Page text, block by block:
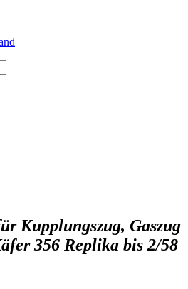
Kupplungszug, Gaszug
356 Replika bis 2/58